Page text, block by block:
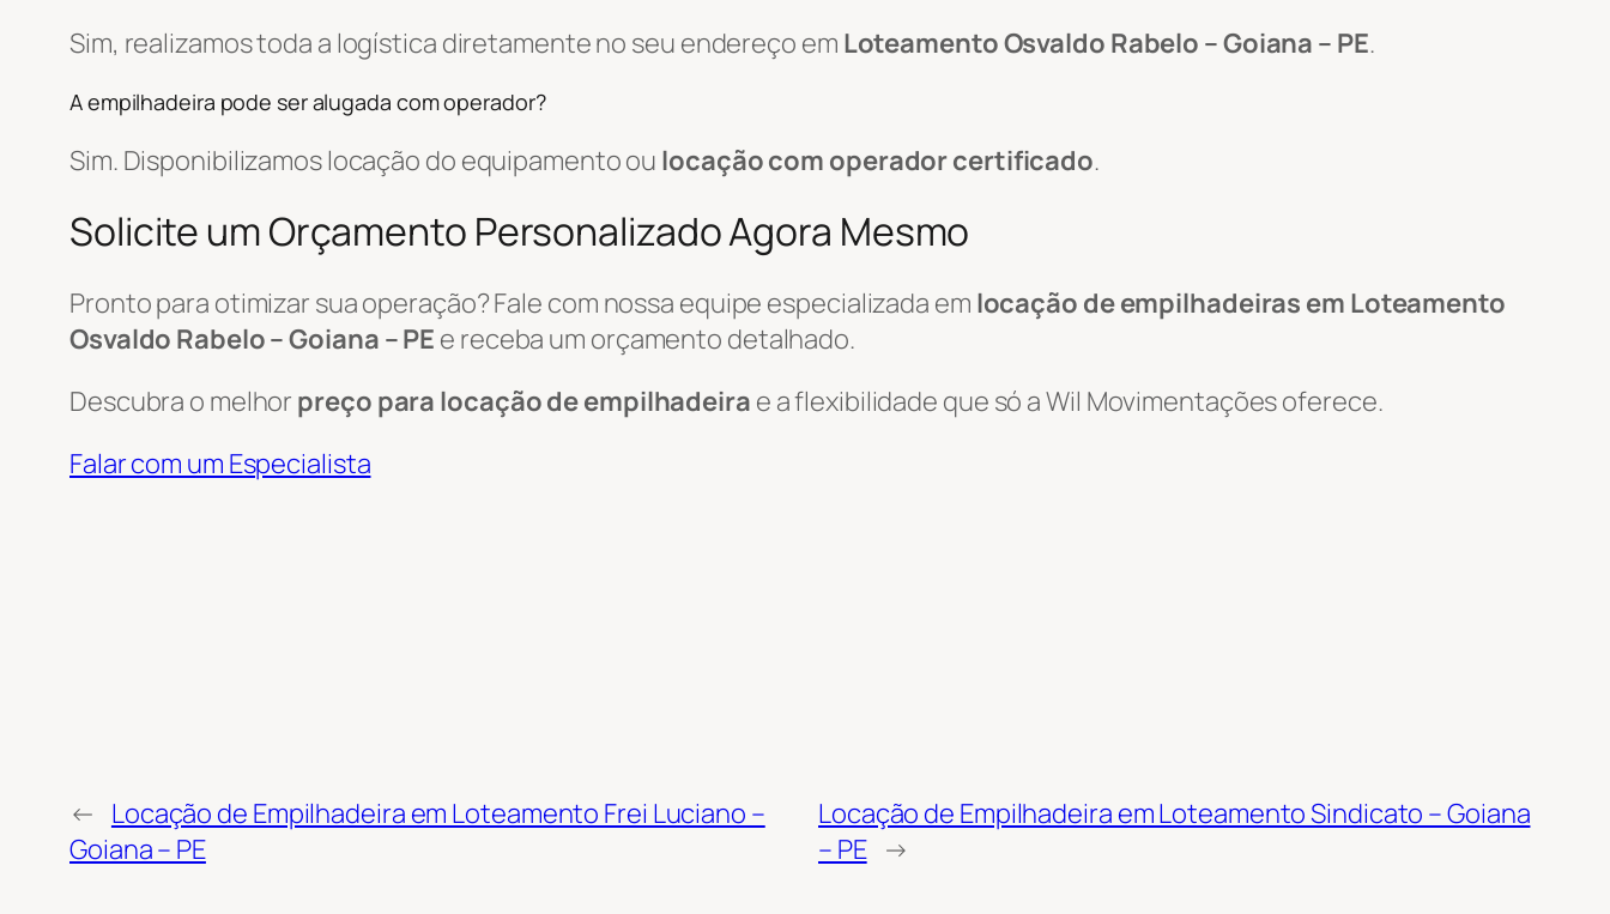
Sim, realizamos toda a logística diretamente no seu endereço em Loteamento Osvaldo Rabelo – Goiana – PE.
A empilhadeira pode ser alugada com operador?
Sim. Disponibilizamos locação do equipamento ou locação com operador certificado.
Solicite um Orçamento Personalizado Agora Mesmo
Pronto para otimizar sua operação? Fale com nossa equipe especializada em locação de empilhadeiras em Loteamento
Osvaldo Rabelo – Goiana – PE e receba um orçamento detalhado.
Descubra o melhor preço para locação de empilhadeira e a flexibilidade que só a Wil Movimentações oferece.
Falar com um Especialista
← Locação de Empilhadeira em Loteamento Frei Luciano –
Goiana – PE
Locação de Empilhadeira em Loteamento Sindicato – Goiana
– PE →